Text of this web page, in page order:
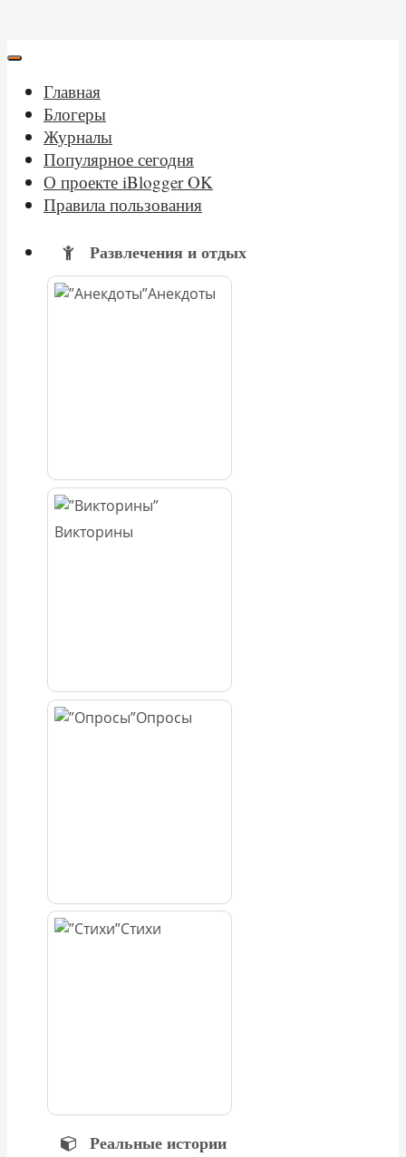
Главная
Блогеры
Журналы
Популярное сегодня
О проекте iBlogger OK
Правила пользования
Развлечения и отдых
Анекдоты
Викторины
Опросы
Стихи
Реальные истории